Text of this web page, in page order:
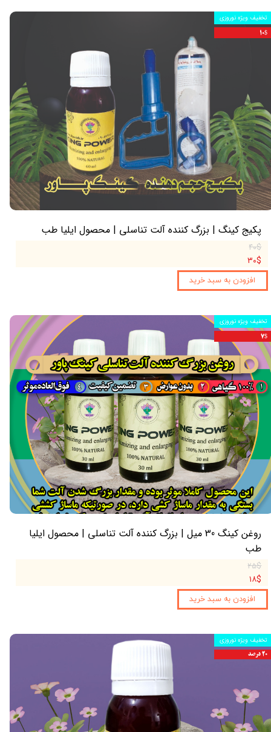
پکیج کینگ | بزرگ کننده آلت تناسلی | محصول ایلیا طب
۴۰$
۳۰$
افزودن به سبد خرید
تخفیف ویژه نوروزی
۱۰$
روغن کینگ 30 میل | بزرگ کننده آلت تناسلی | محصول ایلیا
طب
۲۵$
۱۸$
افزودن به سبد خرید
تخفیف ویژه نوروزی
۷$
تخفیف ویژه نوروزی
۲۰ درصد